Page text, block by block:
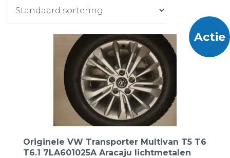
Actie
Originele VW Transporter Multivan T5 T6
T6.1 7LA601025A Aracaju lichtmetalen